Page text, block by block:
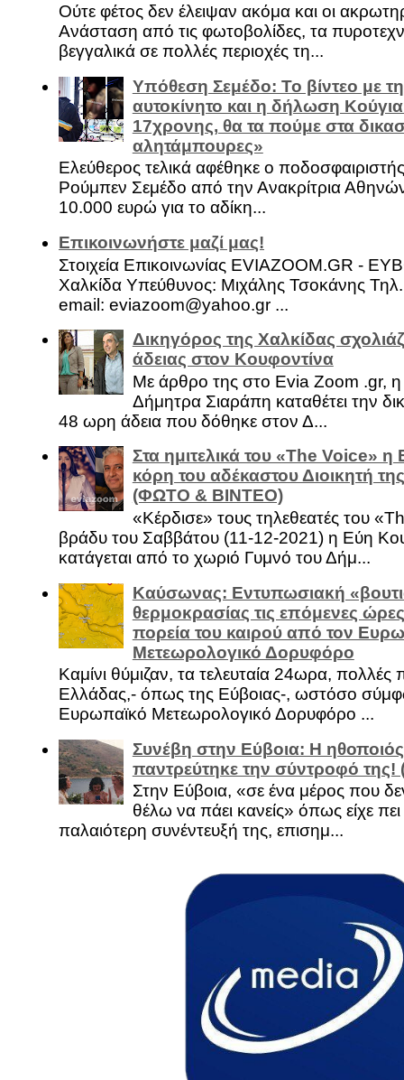
Ούτε φέτος δεν έλειψαν ακόμα και οι
Ανάσταση από τις φωτοβολίδες, τα
βεγγαλικά σε πολλές περιοχές τη...
Υπόθεση Σεμέδο: Το βίντεο με
αυτοκίνητο και η δήλωση
17χρονης, θα τα πούμε στα
αλητάμπουρες»
Ελεύθερος τελικά αφέθηκε ο
Ρούμπεν Σεμέδο από την Ανακρίτρια
10.000 ευρώ για το αδίκη...
Επικοινωνήστε μαζί μας!
Στοιχεία Επικοινωνίας EVIAZOOM.GR -
Χαλκίδα Υπεύθυνος: Μιχάλης Τσοκάνης
email: eviazoom@yahoo.gr ...
Δικηγόρος της Χαλκίδας
άδειας στον Κουφοντίνα
Με άρθρο της στο Evia Zoom .gr,
Δήμητρα Σιαράπη καταθέτει την
48 ωρη άδεια που δόθηκε στον Δ...
Στα ημιτελικά του «The Voice»
κόρη του αδέκαστου Διοικητή
(ΦΩΤΟ & ΒΙΝΤΕΟ)
«Κέρδισε» τους τηλεθεατές του
βράδυ του Σαββάτου (11-12-2021) η Εύη
κατάγεται από το χωριό Γυμνό του Δήμ...
Καύσωνας: Εντυπωσιακή
θερμοκρασίας τις επόμενες
πορεία του καιρού από τον
Μετεωρολογικό Δορυφόρο
Καμίνι θύμιζαν, τα τελευταία 24ωρα, πολλές
Ελλάδας,- όπως της Εύβοιας-, ωστόσο
Ευρωπαϊκό Μετεωρολογικό Δορυφόρο ...
Συνέβη στην Εύβοια: Η
παντρεύτηκε την σύντροφό
Στην Εύβοια, «σε ένα μέρος που
θέλω να πάει κανείς» όπως είχε πει
παλαιότερη συνέντευξή της, επισημ...